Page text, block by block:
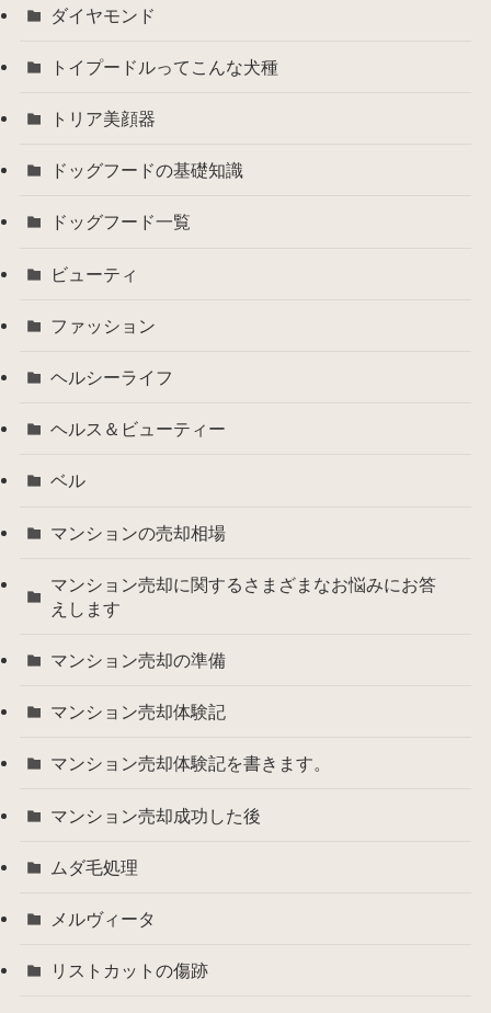
ダイヤモンド
トイプードルってこんな犬種
トリア美顔器
ドッグフードの基礎知識
ドッグフード一覧
ビューティ
ファッション
ヘルシーライフ
ヘルス＆ビューティー
ベル
マンションの売却相場
マンション売却に関するさまざまなお悩みにお答
えします
マンション売却の準備
マンション売却体験記
マンション売却体験記を書きます。
マンション売却成功した後
ムダ毛処理
メルヴィータ
リストカットの傷跡